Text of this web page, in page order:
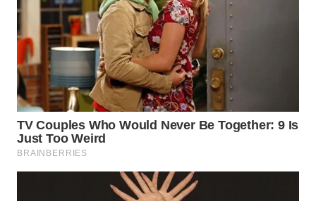
WN
LABUANBAJO
WN
BORNEO
Wahana
Media
Group